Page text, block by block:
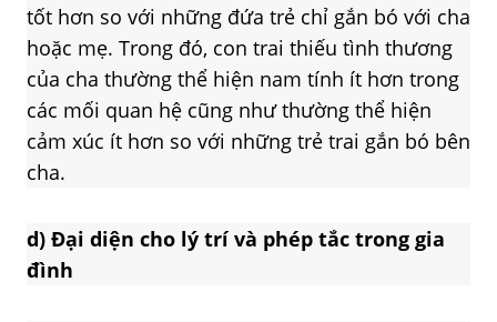
tốt hơn so với những đứa trẻ chỉ gắn bó với cha
hoặc mẹ. Trong đó, con trai thiếu tình thương
của cha thường thể hiện nam tính ít hơn trong
các mối quan hệ cũng như thường thể hiện
cảm xúc ít hơn so với những trẻ trai gắn bó bên
cha.
d) Đại diện cho lý trí và phép tắc trong gia
đình